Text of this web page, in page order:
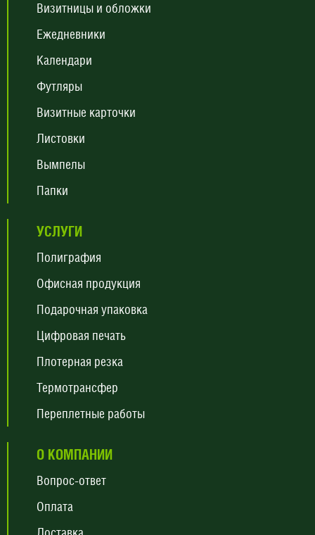
Визитницы и обложки
Ежедневники
Календари
Футляры
Визитные карточки
Листовки
Вымпелы
Папки
УСЛУГИ
Полиграфия
Офисная продукция
Подарочная упаковка
Цифровая печать
Плотерная резка
Термотрансфер
Переплетные работы
О КОМПАНИИ
Вопрос-ответ
Оплата